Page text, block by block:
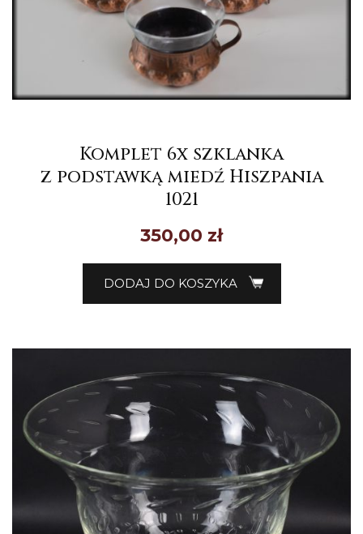
Komplet 6x szklanka
z podstawką miedź Hiszpania
1021
350,00 zł
DODAJ DO KOSZYKA